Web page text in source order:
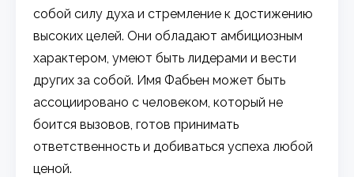
собой силу духа и стремление к достижению
высоких целей. Они обладают амбициозным
характером, умеют быть лидерами и вести
других за собой. Имя Фабьен может быть
ассоциировано с человеком, который не
боится вызовов, готов принимать
ответственность и добиваться успеха любой
ценой.